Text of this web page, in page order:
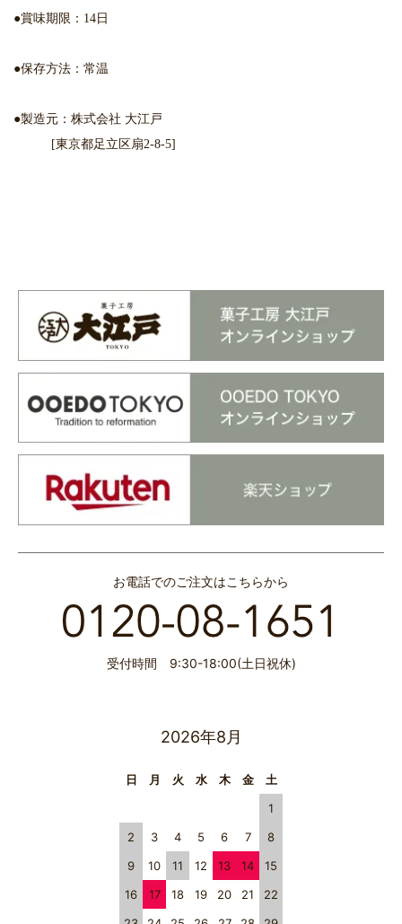
●賞味期限：14日
●保存方法：常温
●製造元：株式会社 大江戸
[東京都足立区扇2-8-5]
お電話でのご注文はこちらから
受付時間 9:30-18:00(土日祝休)
2026年8月
日 月 火 水 木 金
土
1
2
3 4 5 6 7
8
9
10 11 12 13 14
15
16
17 18 19 20 21
22